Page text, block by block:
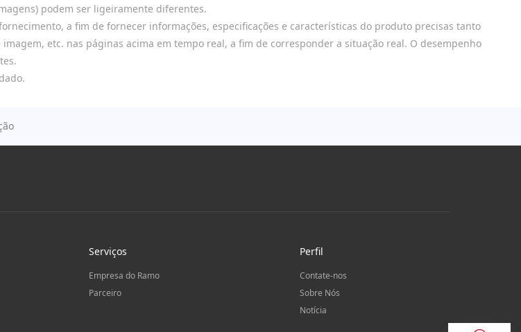
podem ser ligeiramente diferentes.
a fim de fornecer informações, especificações e características do produto precisas tanto
etc. nas páginas acima em tempo real, a fim de corresponder a situação real. O desempenho
Serviços
Empresa do Ramo
Parceiro
Perfil
Contate-nos
Sobre Nós
Notícia